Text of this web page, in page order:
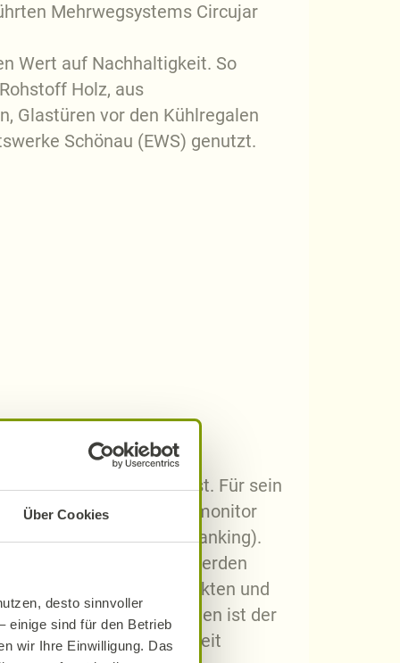
Über Cookies
desto sinnvoller
einige sind für den Betrieb
wir Ihre Einwilligung. Das
Mehrwegsystems Circujar
Wert auf Nachhaltigkeit. So
Holz, aus
Glastüren vor den Kühlregalen
Schönau (EWS) genutzt.
tätig ist. Für sein
hat laut Kundenmonitor
(Bestnote im Gesamtranking).
der Marke Alnatura werden
Alnatura Bio-Märkten und
der ersten Unternehmen ist der
ökologische Gerechtigkeit